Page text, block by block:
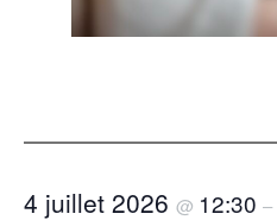
4 juillet 2026 @ 12:30 –